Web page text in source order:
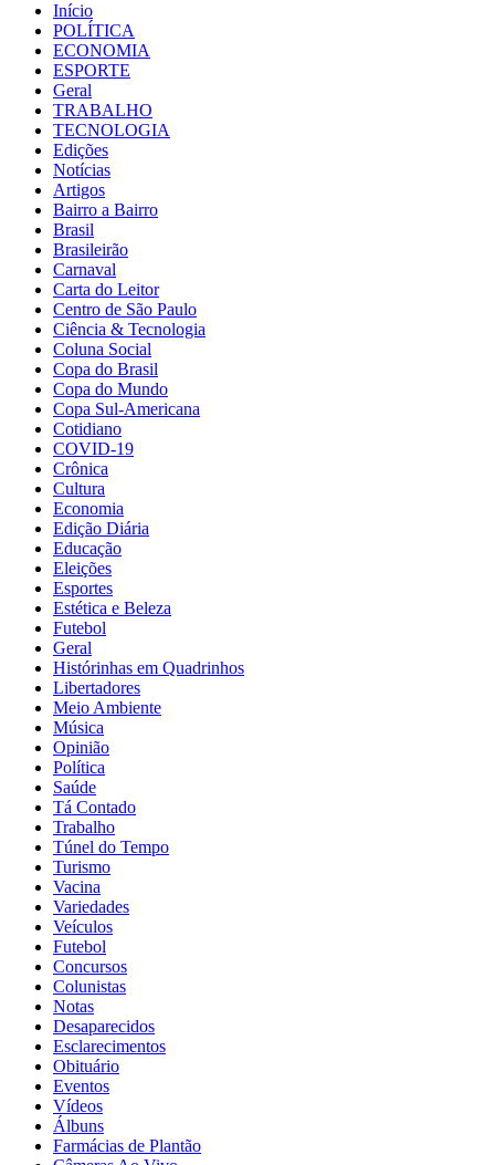
Início
POLÍTICA
ECONOMIA
ESPORTE
Geral
TRABALHO
TECNOLOGIA
Edições
Notícias
Artigos
Bairro a Bairro
Brasil
Brasileirão
Carnaval
Carta do Leitor
Centro de São Paulo
Ciência & Tecnologia
Coluna Social
Copa do Brasil
Copa do Mundo
Copa Sul-Americana
Cotidiano
COVID-19
Crônica
Cultura
Economia
Edição Diária
Educação
Eleições
Esportes
Estética e Beleza
Futebol
Geral
Histórinhas em Quadrinhos
Libertadores
Meio Ambiente
Música
Opinião
Política
Saúde
Tá Contado
Trabalho
Túnel do Tempo
Turismo
Vacina
Variedades
Veículos
Futebol
Concursos
Colunistas
Notas
Desaparecidos
Esclarecimentos
Obituário
Eventos
Vídeos
Álbuns
Farmácias de Plantão